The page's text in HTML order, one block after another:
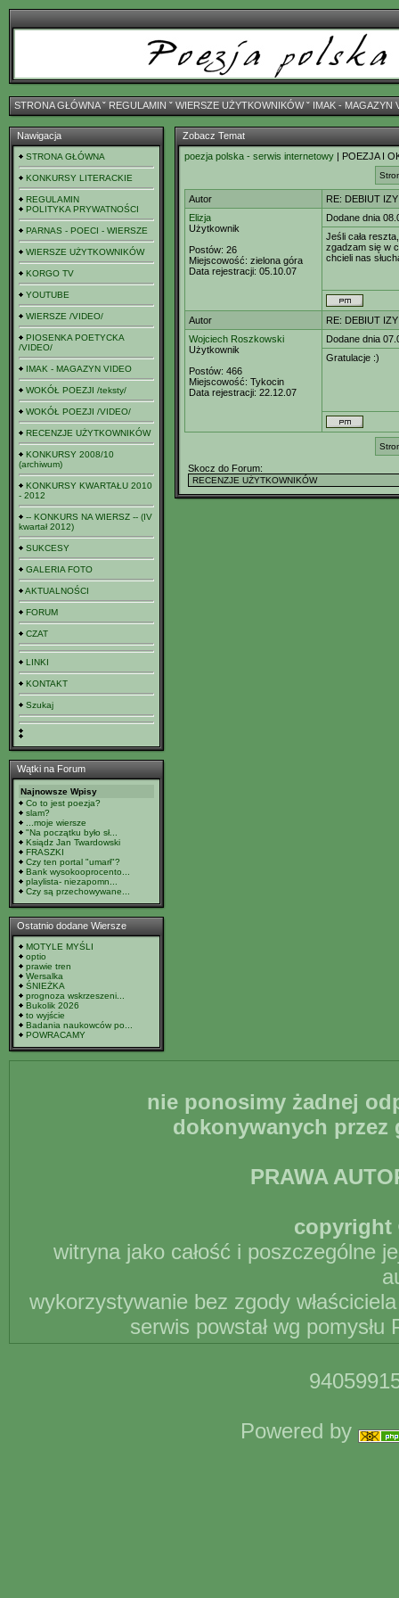
STRONA GŁÓWNAˇ REGULAMIN ˇ WIERSZE UŻYTKOWNIKÓWˇ IMAK - MAGAZYN
Nawigacja
STRONA GŁÓWNA
KONKURSY LITERACKIE
REGULAMIN
POLITYKA PRYWATNOŚCI
PARNAS - POECI - WIERSZE
WIERSZE UŻYTKOWNIKÓW
KORGO TV
YOUTUBE
WIERSZE /VIDEO/
PIOSENKA POETYCKA
/VIDEO/
IMAK - MAGAZYN VIDEO
WOKÓŁ POEZJI /teksty/
WOKÓŁ POEZJI /VIDEO/
RECENZJE UŻYTKOWNIKÓW
KONKURSY 2008/10
(archiwum)
KONKURSY KWARTAŁU 2010
- 2012
-- KONKURS NA WIERSZ -- (IV
kwartał 2012)
SUKCESY
GALERIA FOTO
AKTUALNOŚCI
FORUM
CZAT
LINKI
KONTAKT
Szukaj
Wątki na Forum
Najnowsze Wpisy
Co to jest poezja?
slam?
...moje wiersze
"Na początku było sł...
Ksiądz Jan Twardowski
FRASZKI
Czy ten portal "umarł"?
Bank wysokooprocento...
playlista- niezapomn...
Czy są przechowywane...
Ostatnio dodane Wiersze
MOTYLE MYŚLI
optio
prawie tren
Wersalka
ŚNIEŻKA
prognoza wskrzeszeni...
Bukolik 2026
to wyjście
Badania naukowców po...
POWRACAMY
Zobacz Temat
poezja polska - serwis internetowy | POEZJA I
Autor
RE: DEBIUT
Elizja
Użytkownik
Postów: 26
Miejscowość: zielona góra
Data rejestracji: 05.10.07
Dodane dnia
Jeśli cała
zgadzam się w
chcieli nas
Autor
RE: DEBIUT
Wojciech Roszkowski
Użytkownik
Postów: 466
Miejscowość: Tykocin
Data rejestracji: 22.12.07
Dodane dnia
Gratulacje :)
Skocz do Forum:
nie ponosimy żadnej
dokonywanych
PRAWA
copyright
witryna jako całość i poszczególne
wykorzystywanie bez zgody
serwis powstał wg
Powered by